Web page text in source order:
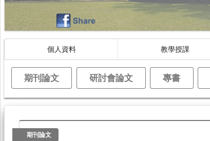
個人資料 教學授課
期刊論文 研討會論文 專書
期刊論文